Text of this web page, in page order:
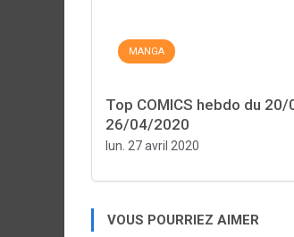
MANGA
Top COMICS hebdo du
26/04/2020
lun. 27 avril 2020
VOUS POURRIEZ AIMER